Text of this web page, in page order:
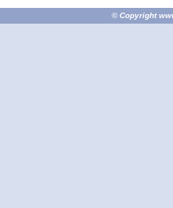
© Copyright